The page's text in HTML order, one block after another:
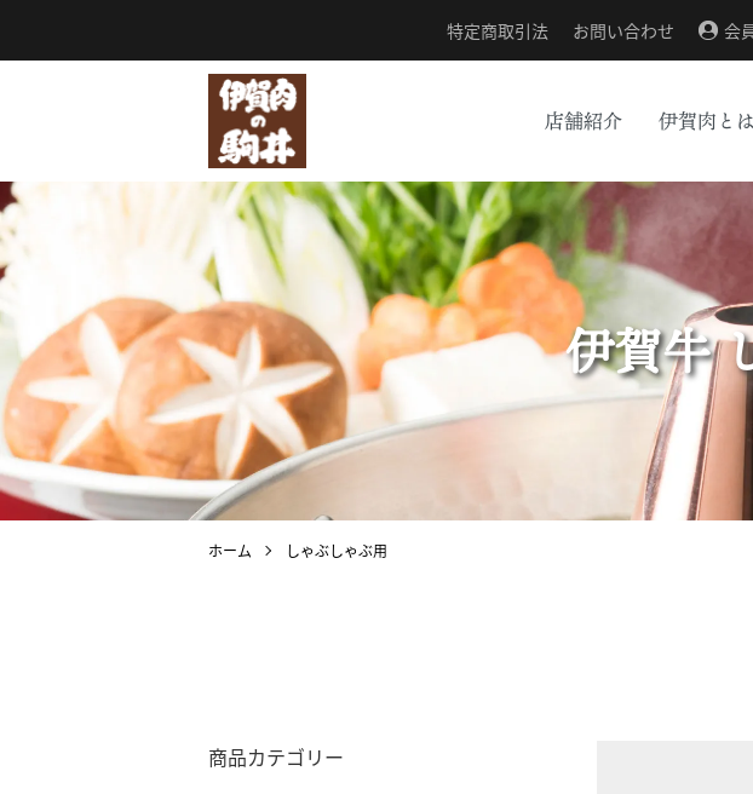
特定商取引法 お問い合わせ 会
店舗紹介 伊賀肉とは
伊賀牛
ホーム しゃぶしゃぶ用
商品カテゴリー